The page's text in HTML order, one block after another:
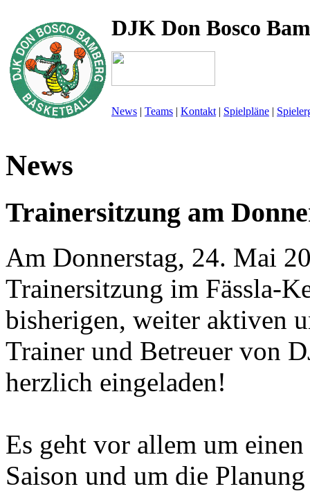
DJK Don Bosco
News | Teams | Kontakt | Spielpläne |
News
Trainersitzung am
Am Donnerstag, 24. Mai
Trainersitzung im Fässla-
bisherigen, weiter aktiven
Trainer und Betreuer von
herzlich eingeladen!
Es geht vor allem um
Saison und um die